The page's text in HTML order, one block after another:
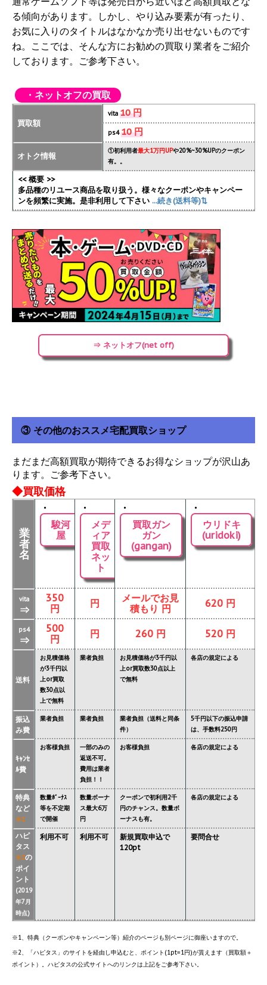
る傾向があります。しかし、やり込み要素が有ったり、
お気に入りのタイトルはなかなか売り出せないものです
ね。ここでは、そんな方にお勧めの買取り業者をご紹介
しております。ご参考下さい。
・ネットオフの買取
買取額
vita 10 円
ps410 円
オトク情報
①初利用者最大1万円UPや20%~30%UPのクーポン
有。。
<< 概要 >>
多品種のリユース商品を取り扱う。様々なクーポンやキャンペー
ンを頻繁に実施。是非利用して下さい ...続き(送料等)⇅
⇒ ネットオフ(net off)
③ その他のおススメ宅配買取ショップ
まだまだ高額買取が期待できるお得なショップが沢山あ
ります。ご参考下さい。
◆買取価格
業
者
名
・
駿河
屋
・
メデ
ィア
買取
ネッ
ト
・
買取ガン
ガン
(gangan)
・
ウリドキ
(uridoki)
vita
⇒
350
円
円
メールでお見
積もり 円
620 円
ps4
⇒
500
円
円 260 円 520 円
送料
お見積価格
が3千円以
上or買取
数30点以
上で無料
業者負担
お見積価格が3千円以
上or買取数30点以上
で無料
各店の規定による
振込
み費
業者負担 業者負担
業者負担（送料と同条
件）
5千円以下の振込申請
は、手数料250円
ｷｬﾝｾ
ﾙ費
お客様負担
一部のみの
返送不可。
費用は業者
負担！！
お客様負担 各店の規定による
特典
など
※1
数量ﾎﾞｰﾅｽ
等を不定期
で開催
数量ボーナ
ス最大6万
円
クーポンで初利用2千
円のチャンス。数量ボ
ーナスも有。
各店の規定による
ハピ
タス
※2の
ポイ
ント
(2019
年7月
時点)
利用不可 利用不可
新規買取申込で
120pt
要問合せ
※1、特典（クーポンやキャンペーン等）紹介のページも別ページに御座いますので。
※2、「ハピタス」のサイトを経由し申込むと、ポイント(1pt=1円)が貰えます（買取額＋
ポイント）。ハピタスの公式サイトへのリンクは上記をご参考下さい。